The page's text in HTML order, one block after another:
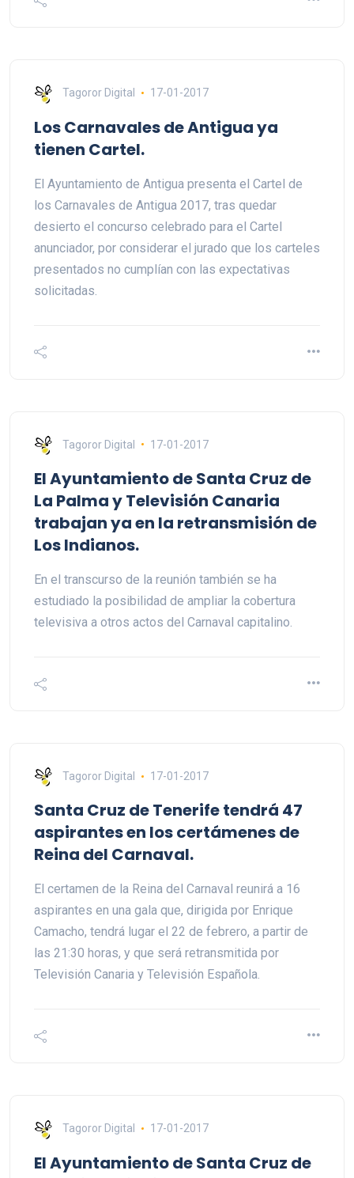
Tagoror Digital 17-01-2017
Los Carnavales de Antigua ya
tienen Cartel.
El Ayuntamiento de Antigua presenta el Cartel de
los Carnavales de Antigua 2017, tras quedar
desierto el concurso celebrado para el Cartel
anunciador, por considerar el jurado que los carteles
presentados no cumplían con las expectativas
solicitadas.
Tagoror Digital 17-01-2017
El Ayuntamiento de Santa Cruz de
La Palma y Televisión Canaria
trabajan ya en la retransmisión de
Los Indianos.
En el transcurso de la reunión también se ha
estudiado la posibilidad de ampliar la cobertura
televisiva a otros actos del Carnaval capitalino.
Tagoror Digital 17-01-2017
Santa Cruz de Tenerife tendrá 47
aspirantes en los certámenes de
Reina del Carnaval.
El certamen de la Reina del Carnaval reunirá a 16
aspirantes en una gala que, dirigida por Enrique
Camacho, tendrá lugar el 22 de febrero, a partir de
las 21:30 horas, y que será retransmitida por
Televisión Canaria y Televisión Española.
Tagoror Digital 17-01-2017
El Ayuntamiento de Santa Cruz de